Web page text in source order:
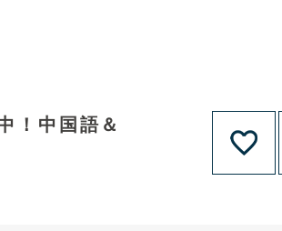
！中国語＆